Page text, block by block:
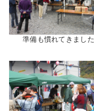
準備も慣れてきました